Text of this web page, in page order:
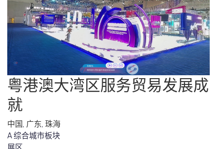
粤港澳大湾区服务贸易发展成
就
中国, 广东, 珠海
A 综合城市板块